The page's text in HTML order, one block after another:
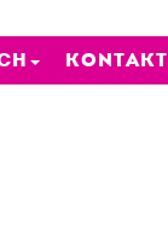
KONTAKT